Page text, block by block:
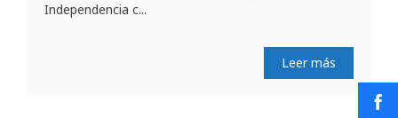
Independencia c...
Leer más